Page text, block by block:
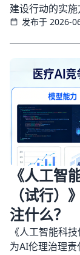
建设行动的实
供给、流通、应
底，要建成一
发布于 2026-
《人工智
（试行
注什么？
《人工智能科
为AI伦理治理